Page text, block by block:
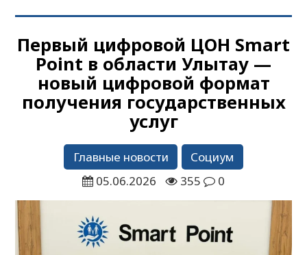
Первый цифровой ЦОН Smart
Point в области Улытау —
новый цифровой формат
получения государственных
услуг
Главные новости
Социум
05.06.2026
355 0